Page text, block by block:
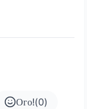
Ого!(0)